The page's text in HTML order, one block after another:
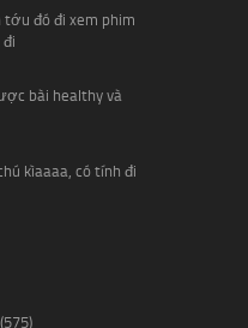
tớu đó đi xem phim
đi
bài healthy và
kìaaaa, có tính đi